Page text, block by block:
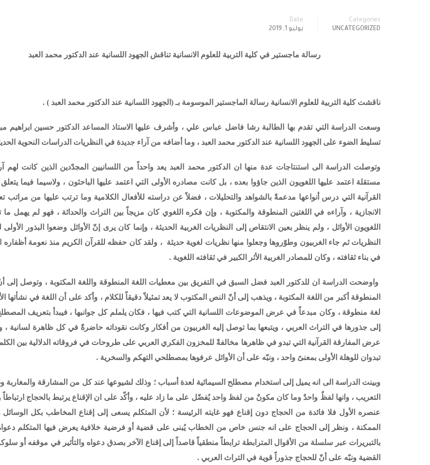
Categories
UNCATEGORIZED
Date
يوليو 1, 2019
رسالة ماجستير في كلية التربية للعلوم الانسانية تناقش الجهود اللسانية عند الدكتور محمد العبد
ناقشت كلية التربية للعلوم الانسانية رسالة الماجستير الموسومة بـ ( الجهود اللسانية عند الدكتور محمد العبد ) .
وسعت الدراسة التي تقدم بها الطالبة رشا فاضل عباس علي ، وأشرف عليها الاستاذ المساعد الدكتور حسين ابراهيم
تسليط الضوء على الجهود اللسانية عند الدكتور محمد العبد ، وما أضافه من آراء جديدة في النظريات الدراسات النحوية
وتوصلت الدراسة الى استنتاجات عدة منها ان الدكتور محمد العبد يعد واحداً من اللسانيين المجدّدين الذين كانت لهم
مستقلة اعتمد عليها اللغويون الذين جاؤوا بعده ، بل كانت مصادره الأولى التي اعتمد عليها الباحثون ، ولاسيما فيما يتعلق
القرآنية التي درس أنواعها مدعمةً بالشواهد والتحليلات ، فضلاً عن دراسته للأفعال الكلامية وما ترتب عليها من مراتب
الانجازية ، وآراءه في اللغتين المنطوقة والمكتوبة ، وإن فكره اللغوي كان مزيجاً بين التراث والحداثة ، فهو لم يهمل ما
اللغويون الأوائل ، ولم ينظر بعين الانتقاص إلى النظريات الغربية الحديثة ، وإنما كان يرى إنّ الأوائل وضعوا البذور
النظريات ثم جاء الغربيون وطوّروها وجعلوا منها نظريات لغوية حديثة ، ولقد كان حفظه للقرآن الكريم منذ نعومة أظفاره
في بناء ثقافته ، وكان للمصادر الغربية الأثر الكبير في ثقافته اللغوية .
واوضحت الدراسة ان للدكتور العبد فضل السبق في التفريق بين معطيات اللغة المنطوقة واللغة المكتوبة ، وتوصل إلى أنّ
المنطوقة أكبر من اللغة المكتوبة ، ويذهب إلى أنّ النص المكتوب لا يعد تمثيلاً دقيقاً للكلام ، وأكد على أن اللغة في نشأتها
لغة منطوقة ، وكان مبدعاً في عرض الموضوعات اللسانية التي كتب فيها ، فكان يلملم كل جوانبها ، فيبدأ بتعريف
إلى جذورها في التراث العربي ، ويتبعها بما توصل إليه الغربيون من أفكار وكانت نقوداته حاضرةً في كل ظاهرة لسانية ،
عرض المفارقة القرآنية التي تبدو في ظاهرها مخالفةً للمخزون الفكري العربي على طروحات في فروقاته الدلالية بين
تبدوان للوهلة الأولى بمعنىً واحد ، ونبّه على أن الأوائل عرفوها بمصطلحي التهكم والسخرية .
وبينت الدراسة الى انه يميل إلى استخدام مصطلح السيمائية لعدة أسباب ؛ وذلك لشيوعها عند كل من المشارقة والمغاربة
التعريب ، وانها لفظٌ واحدٌ وما كان مكونٌ من لفظ واحد يُفضّل على ما زاد عليه ، و أكّد على ان الإقناع يرتبط بالحجاج ارتباطاً
عنصره الأول فلا فائدة من الحجاج دون إقناع فهو غايته الرئيسة ؛ لأن المتكلم يسعى إلى إقناع المخاطب بكل الوسائل
الممكنة ، ونظر إلى الحجاج على انه جنس خاص من الخطاب يُبنى على قضية أو فرضية خلافية يعرض فيها المتكلم
بالتبريرات عبر سلسلة من الأقوال المترابطة ترابطاً منطقياً قاصداً إلى إقناع الآخر بصدق دعواه والتأثير في موقفه أو
القضية ونبّه على أنّ للحجاج جذوراً قوية في التراث العربي .